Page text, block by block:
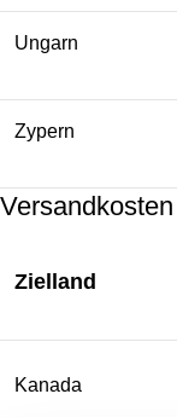
Ungarn
Zypern
Zielland
Kanada